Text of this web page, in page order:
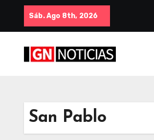
Sáb. Ago 8th, 2026
San Pablo